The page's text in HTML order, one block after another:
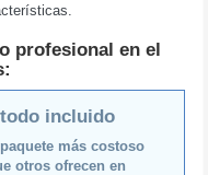
profesional en el
incluido
más costoso
otros ofrecen en